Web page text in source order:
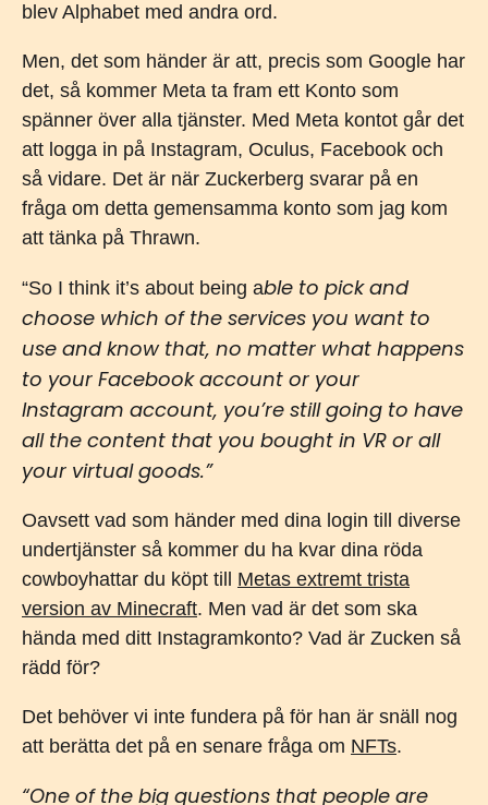
blev Alphabet med andra ord.
Men, det som händer är att, precis som Google har
det, så kommer Meta ta fram ett Konto som
spänner över alla tjänster. Med Meta kontot går det
att logga in på Instagram, Oculus, Facebook och
så vidare. Det är när Zuckerberg svarar på en
fråga om detta gemensamma konto som jag kom
att tänka på Thrawn.
“So I think it’s about being able to pick and
choose which of the services you want to
use and know that, no matter what happens
to your Facebook account or your
Instagram account, you’re still going to have
all the content that you bought in VR or all
your virtual goods.”
Oavsett vad som händer med dina login till diverse
undertjänster så kommer du ha kvar dina röda
cowboyhattar du köpt till Metas extremt trista
version av Minecraft. Men vad är det som ska
hända med ditt Instagramkonto? Vad är Zucken så
rädd för?
Det behöver vi inte fundera på för han är snäll nog
att berätta det på en senare fråga om NFTs.
“One of the big questions that people are